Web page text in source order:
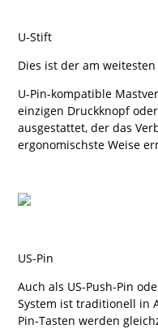
U-Stift
Dies ist der am
U-Pin-kompatible
einzigen Druckknopf
ausgestattet, der das
ergonomischste Weise
US-Pin
Auch als US-Push-Pin
System ist traditionell in
Pin-Tasten werden